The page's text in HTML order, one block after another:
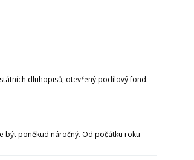
dluhopisů, otevřený podílový fond.
být poněkud náročný. Od počátku roku